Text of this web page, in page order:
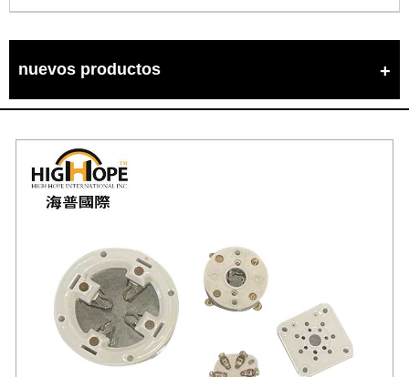
nuevos productos